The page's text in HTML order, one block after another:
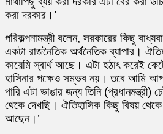
করা দরকার।’
পরিকল্পনামন্ত্রী বলেন, সরকারের কিছু
একটা রাজনৈতিক অর্থনৈতিক ব্যাপার।
কায়েমি স্বার্থ আছে। এটা হঠাৎ করেই
হাসিনার পক্ষেও সম্ভব নয়। তবে আমি
পারি এটা ভাঙার জন্য তিনি (প্রধানমন্ত্রী)
থেকে দেখছি। ঐতিহাসিক কিছু বিষয় থেকে
আছেন।’